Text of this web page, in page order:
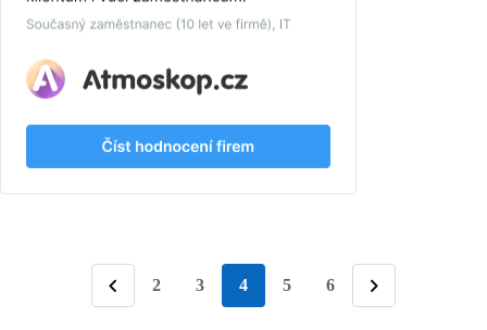
Předchozí
2 3 stránka
4 5 6
Následující